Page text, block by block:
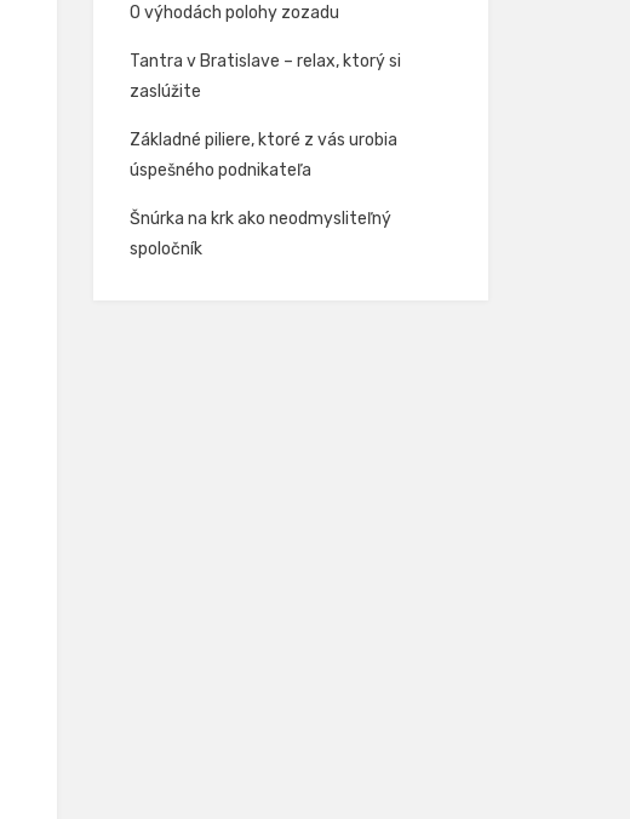
O výhodách polohy zozadu
Tantra v Bratislave – relax, ktorý si
zaslúžite
Základné piliere, ktoré z vás urobia
úspešného podnikateľa
Šnúrka na krk ako neodmysliteľný
spoločník